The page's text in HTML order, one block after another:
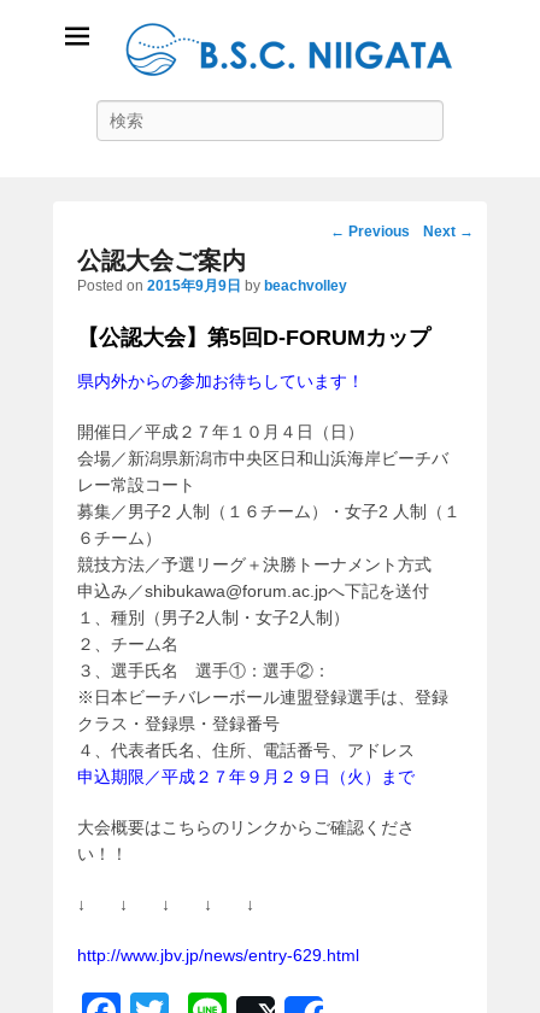
B.S.C Niigata
ビーチスポーツコミュニティ新潟
Post
← Previous Next →
公認大会ご案内
Posted on 2015年9月9日 by beachvolley
【公認大会】第5回D-FORUMカップ
県内外からの参加お待ちしています！
開催日／平成２７年１０月４日（日）
会場／新潟県新潟市中央区日和山浜海岸ビーチバ
レー常設コート
募集／男子2 人制（１６チーム）・女子2 人制（１
６チーム）
競技方法／予選リーグ＋決勝トーナメント方式
申込み／shibukawa@forum.ac.jpへ下記を送付
１、種別（男子2人制・女子2人制）
２、チーム名
３、選手氏名 選手①：選手②：
※日本ビーチバレーボール連盟登録選手は、登録
クラス・登録県・登録番号
４、代表者氏名、住所、電話番号、アドレス
申込期限／平成２７年９月２９日（火）まで
大会概要はこちらのリンクからご確認くださ
い！！
↓ ↓ ↓ ↓ ↓
http://www.jbv.jp/news/entry-629.html